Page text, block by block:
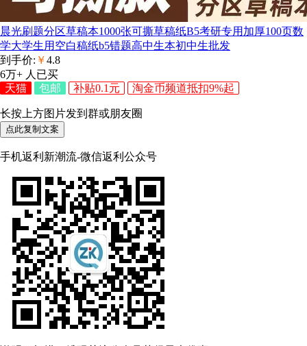
晨光刷题分区草稿本1000张可撕草稿纸B5考研专用加厚100页数
学大学生用空白稿纸b5错题高中生本初中生批发
到手价: ￥4.8
6万+ 人已买
天猫
包邮 补贴0.1元 淘金币频道抵扣9%起
长按上方图片发到群或朋友圈
点此复制文案
手机返利新潮流-微信返利公众号